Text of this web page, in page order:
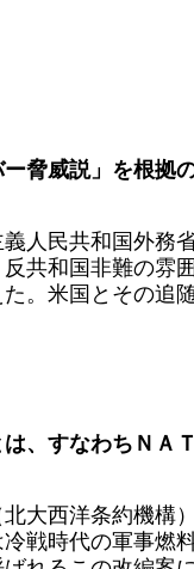
脅威説」を根拠
人民共和国外務
共和国非難の雰
。米国とその追
、すなわちＮＡ
大西洋条約機構
戦時代の軍事燃